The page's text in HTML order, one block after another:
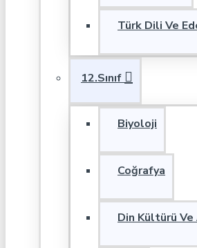
Türk Dili Ve
12.Sınıf
Biyoloji
Coğrafya
Din Kültürü